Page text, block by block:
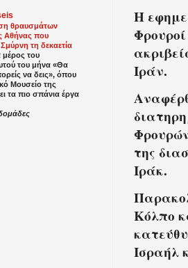
Η
Ιράν.
της
Ιράκ.
Κόλπο
Ισραήλ
θραυσμάτων
Αθήνας που
τη δεκαετία
του
του μήνα «Θα
να δεις», όπου
Μουσείο της
τα πιο σπάνια έργα